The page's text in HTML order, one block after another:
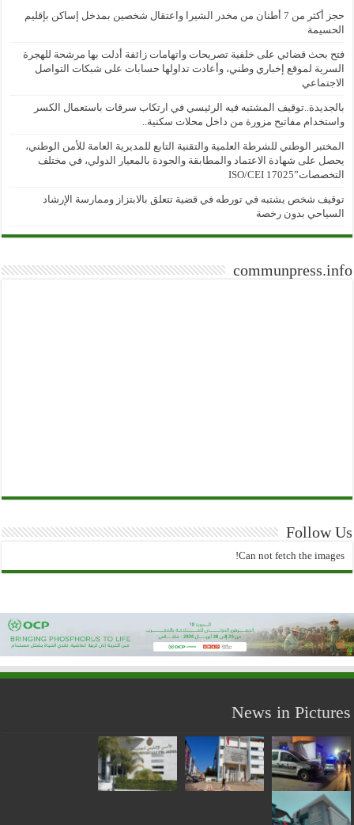
حجز أكثر من 7 أطنان من مخدر الشيرا واعتقال شخصين بمدخل إساكن بإقليم
الحسيمة
فتح بحث قضائي على خلفية تصريحات واتهامات زائفة أدلت بها مرشحة للهجرة
السرية لموقع إخباري وطني، وأعادت تداولها حسابات على شبكات التواصل
الاجتماعي
بالجديدة..توقيف المشتبه فيه الرئيسي في ارتكاب سرقات باستعمال الكسر
واستخدام مفاتيح مزورة من داخل محلات سكنية..
المختبر الوطني للشرطة العلمية والتقنية التابع للمديرية العامة للأمن الوطني،
يحصل على شهادة الاعتماد والمطابقة والجودة بالمعيار الدولي، في مختلف
التخصصات”ISO/CEI 17025
توقيف شخص يشتبه في تورطه في قضية تتعلق بالابتزاز وممارسة الإرشاد
السياحي بدون رخصة
communpress.info
Follow Us
Can not fetch the images!
News in Pictures